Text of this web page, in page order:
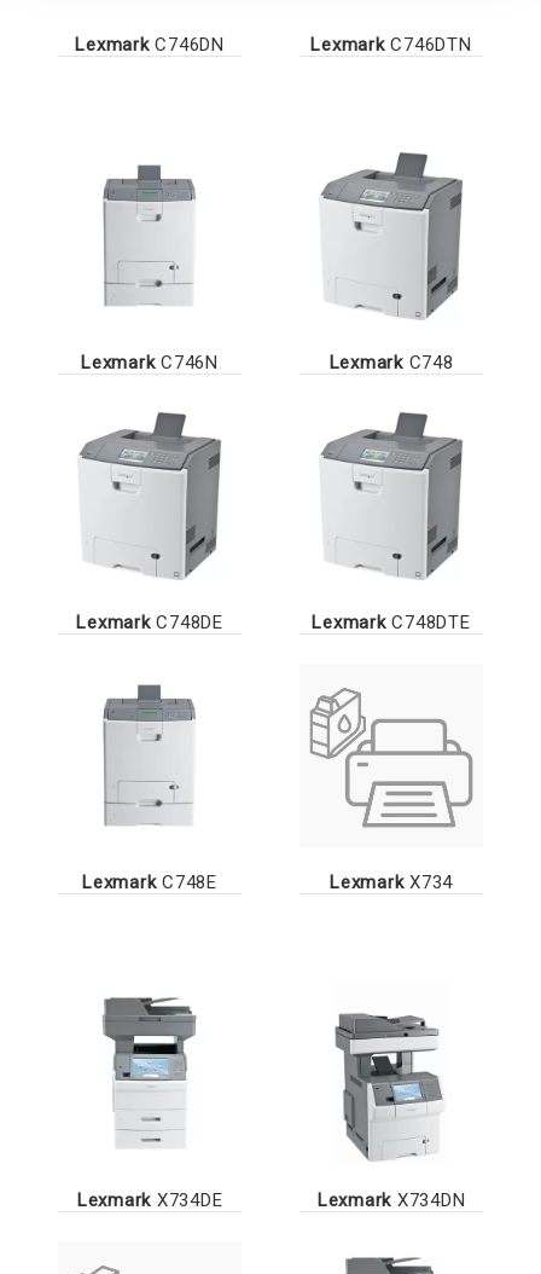
LexmarkC746DN LexmarkC746DTN
LexmarkC746N LexmarkC748
LexmarkC748DE LexmarkC748DTE
LexmarkC748E LexmarkX734
Lexmark X734DE Lexmark X734DN